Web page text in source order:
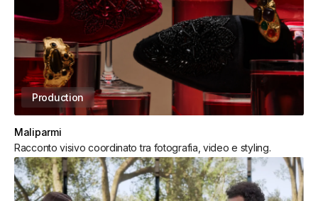
Production
Maliparmi
Racconto visivo coordinato tra fotografia, video e styling.